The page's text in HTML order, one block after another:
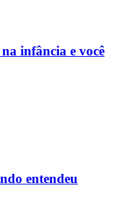
infância e você
entendeu